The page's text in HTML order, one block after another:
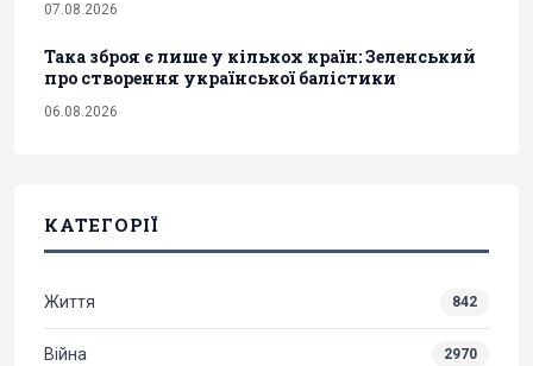
07.08.2026
Така зброя є лише у кількох країн: Зеленський
про створення української балістики
06.08.2026
КАТЕГОРІЇ
Життя 842
Війна 2970